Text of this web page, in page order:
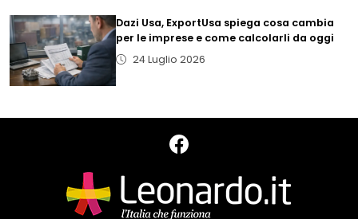
Dazi Usa, ExportUsa spiega cosa cambia
per le imprese e come calcolarli da oggi
24 Luglio 2026